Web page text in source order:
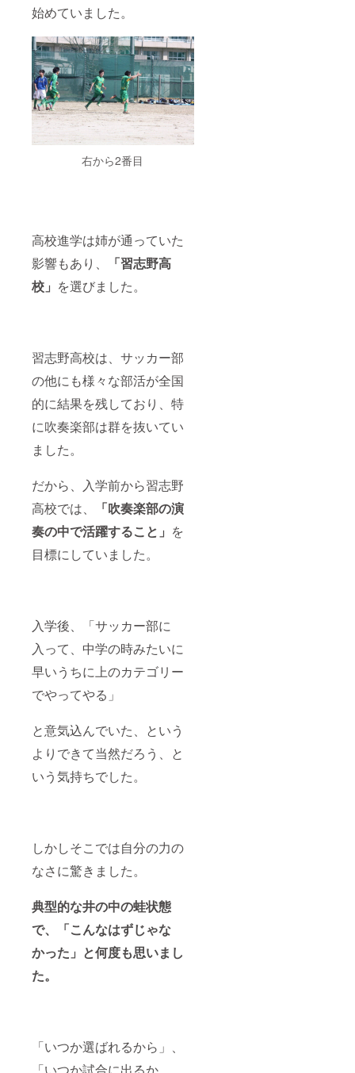
始めていました。
右から2番目
高校進学は姉が通っていた
影響もあり、
「習志野高
校」 を選びました。
習志野高校は、サッカー部
の他にも様々な部活が全国
的に結果を残しており、特
に吹奏楽部は群を抜いてい
ました。
だから、入学前から習志野
高校では、
「吹奏楽部の演
奏の中で活躍すること」 を
目標にしていました。
入学後、「サッカー部に
入って、中学の時みたいに
早いうちに上のカテゴリー
でやってやる」
と意気込んでいた、という
よりできて当然だろう、と
いう気持ちでした。
しかしそこでは自分の力の
なさに驚きました。
典型的な井の中の蛙状態
で、「こんなはずじゃな
かった」と何度も思いまし
た。
「いつか選ばれるから」、
「いつか試合に出るか